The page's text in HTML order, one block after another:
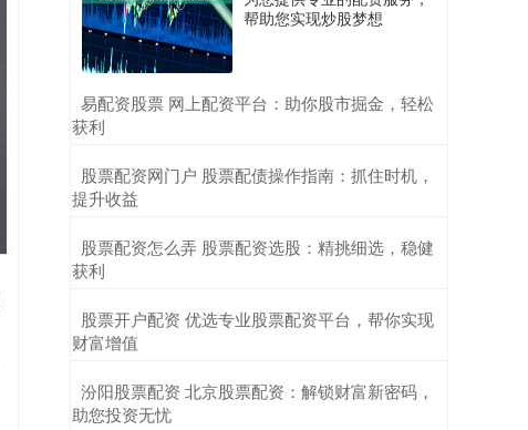
帮助您实现炒股梦想
​易配资股票 网上配资平台：助你股市掘金，轻松
获利
​股票配资网门户 股票配债操作指南：抓住时机，
提升收益
​股票配资怎么弄 股票配资选股：精挑细选，稳健
获利
​股票开户配资 优选专业股票配资平台，帮你实现
财富增值
​汾阳股票配资 北京股票配资：解锁财富新密码，
助您投资无忧